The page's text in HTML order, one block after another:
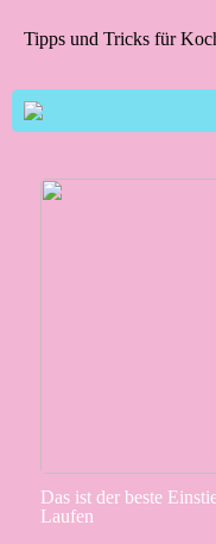
Tipps und Tricks für
Das ist der beste
Laufen